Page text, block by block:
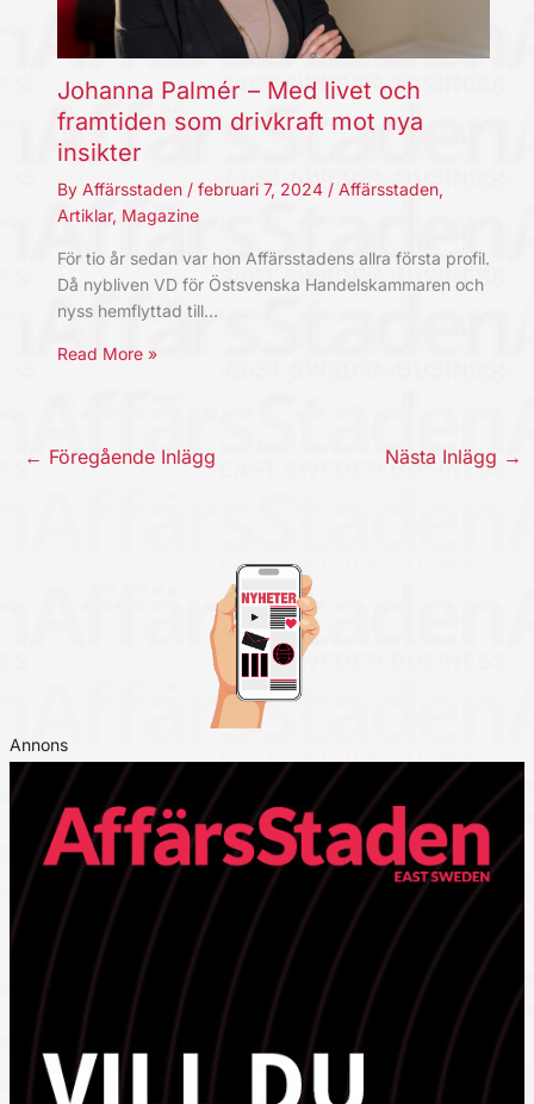
Johanna Palmér – Med livet och
framtiden som drivkraft mot nya
insikter
By Affärsstaden / februari 7, 2024 / Affärsstaden,
Artiklar, Magazine
För tio år sedan var hon Affärsstadens allra första profil.
Då nybliven VD för Östsvenska Handelskammaren och
nyss hemflyttad till…
Read More »
← Föregående Inlägg Nästa Inlägg →
Annons